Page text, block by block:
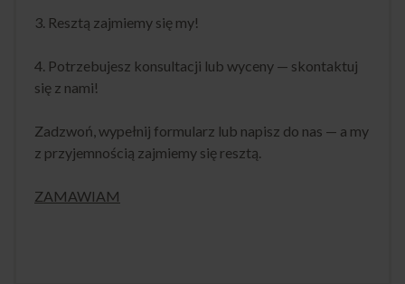
3. Resztą zajmiemy się my!
4. Potrzebujesz konsultacji lub wyceny — skontaktuj
się z nami!
Zadzwoń, wypełnij formularz lub napisz do nas — a my
z przyjemnością zajmiemy się resztą.
ZAMAWIAM